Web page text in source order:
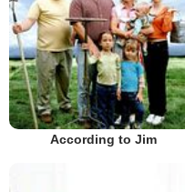
According to Jim